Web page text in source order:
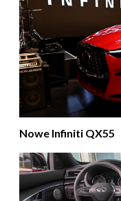
Nowe Infiniti QX55